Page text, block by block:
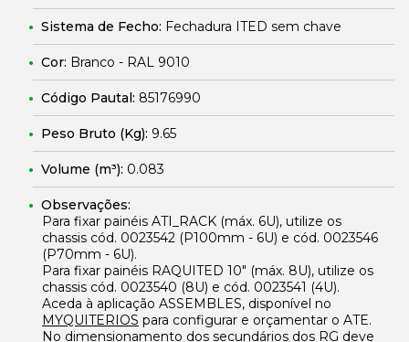
Sistema de Fecho: Fechadura ITED sem chave
Cor: Branco - RAL 9010
Código Pautal: 85176990
Peso Bruto (Kg): 9.65
Volume (m³): 0.083
Observações:
Para fixar painéis ATI_RACK (máx. 6U), utilize os
chassis cód. 0023542 (P100mm - 6U) e cód. 0023546
(P70mm - 6U).
Para fixar painéis RAQUITED 10" (máx. 8U), utilize os
chassis cód. 0023540 (8U) e cód. 0023541 (4U).
Aceda à aplicação ASSEMBLES, disponível no
MYQUITERIOS para configurar e orçamentar o ATE.
No dimensionamento dos secundários dos RG deve